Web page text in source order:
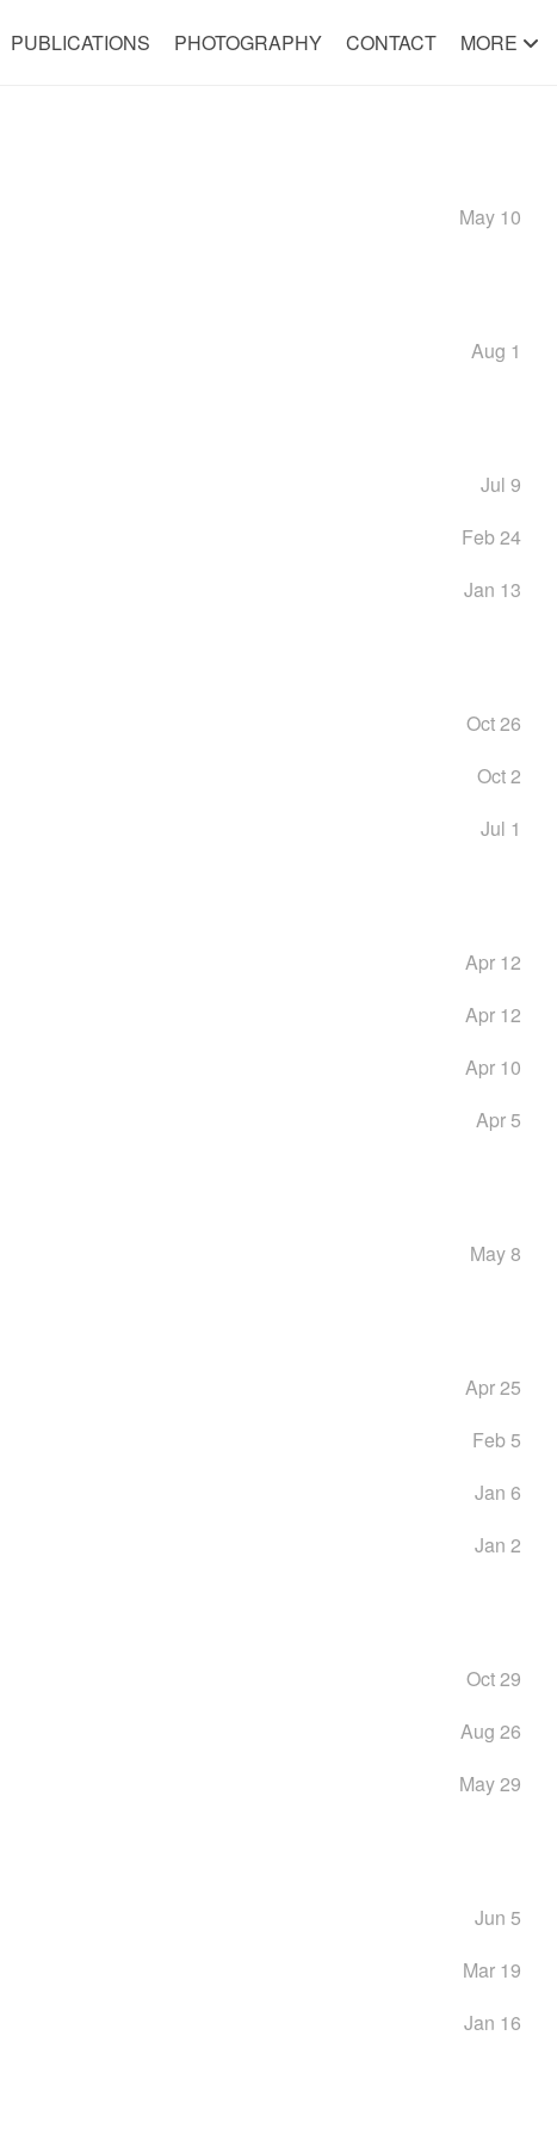
PUBLICATIONS PHOTOGRAPHY CONTACT MORE
May 10
Aug 1
Jul 9
Feb 24
Jan 13
Oct 26
Oct 2
Jul 1
Apr 12
Apr 12
Apr 10
Apr 5
May 8
Apr 25
Feb 5
Jan 6
Jan 2
Oct 29
Aug 26
May 29
Jun 5
Mar 19
Jan 16